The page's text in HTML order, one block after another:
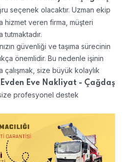
seçenek olacaktır. Uzman ekip
hizmet veren firma, müşteri
güvenliği ve taşıma sürecinin
önemlidir. Bu nedenle işinin
çalışmak, size büyük kolaylık
Eve Nakliyat - Çağdaş
profesyonel destek